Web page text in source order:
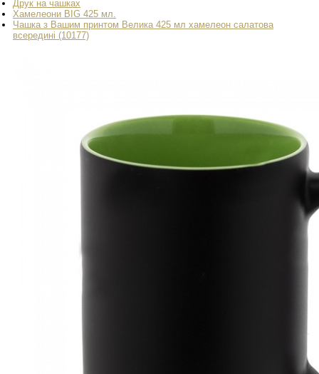
Друк на чашках
Хамелеони BIG 425 мл.
Чашка з Вашим принтом Велика 425 мл хамелеон салатова
всередині (10177)